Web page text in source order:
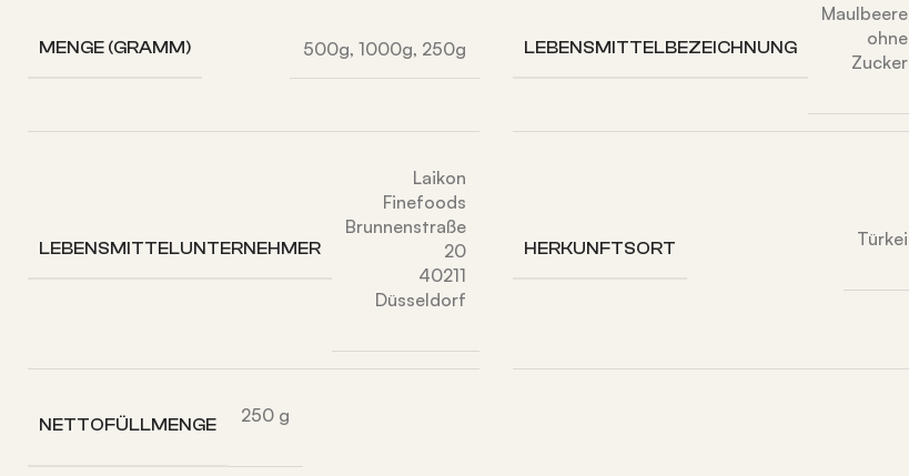
MENGE (GRAMM) 500g, 1000g, 250g LEBENSMITTELBEZEICHNUNG
Maulbeere
ohne
Zucker
LEBENSMITTELUNTERNEHMER
Laikon
Finefoods
Brunnenstraße
20
40211
Düsseldorf
HERKUNFTSORT Türkei
NETTOFÜLLMENGE 250 g